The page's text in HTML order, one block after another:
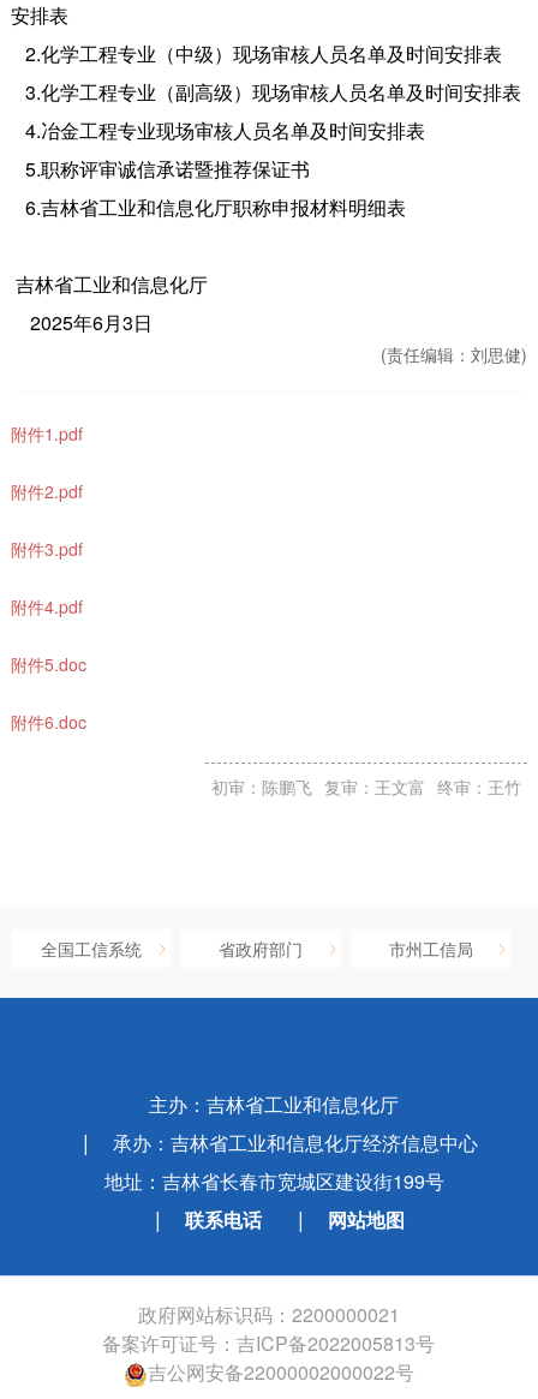
安排表
2.化学工程专业（中级）现场审核人员名单及时间安排表
3.化学工程专业（副高级）现场审核人员名单及时间安排表
4.冶金工程专业现场审核人员名单及时间安排表
5.职称评审诚信承诺暨推荐保证书
6.吉林省工业和信息化厅职称申报材料明细表
吉林省工业和信息化厅
2025年6月3日
(责任编辑：刘思健)
附件1.pdf
附件2.pdf
附件3.pdf
附件4.pdf
附件5.doc
附件6.doc
初审：陈鹏飞 复审：王文富 终审：王竹
全国工信系统 省政府部门 市州工信局
主办：吉林省工业和信息化厅
承办：吉林省工业和信息化厅经济信息中心
地址：吉林省长春市宽城区建设街199号
联系电话
网站地图
政府网站标识码：2200000021
备案许可证号：吉ICP备2022005813号
吉公网安备22000002000022号